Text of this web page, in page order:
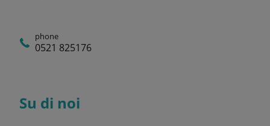
phone
0521 825176
Su di noi